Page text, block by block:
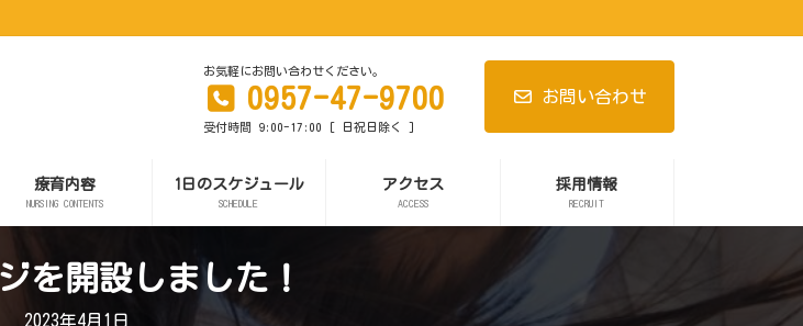
お気軽にお問い合わせください。
0957-47-9700
受付時間 9:00-17:00 [ 日祝日除く ]
お問い合わせ
療育内容
NURSING CONTENTS
1日のスケジュール
SCHEDULE
アクセス
ACCESS
採用情報
RECRUIT
を開設しました！
2023年4月1日